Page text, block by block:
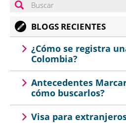
BLOGS RECIENTES
¿Cómo se registra
Colombia?
Antecedentes
cómo buscarlos?
Visa para